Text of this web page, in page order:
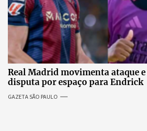
Real Madrid movimenta ataque
disputa por espaço para Endrick
GAZETA SÃO PAULO